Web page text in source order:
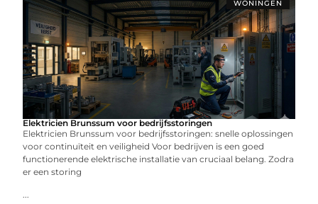
WONINGEN
Elektricien Brunssum voor bedrijfsstoringen
Elektricien Brunssum voor bedrijfsstoringen: snelle oplossingen
voor continuïteit en veiligheid Voor bedrijven is een goed
functionerende elektrische installatie van cruciaal belang. Zodra
er een storing
...